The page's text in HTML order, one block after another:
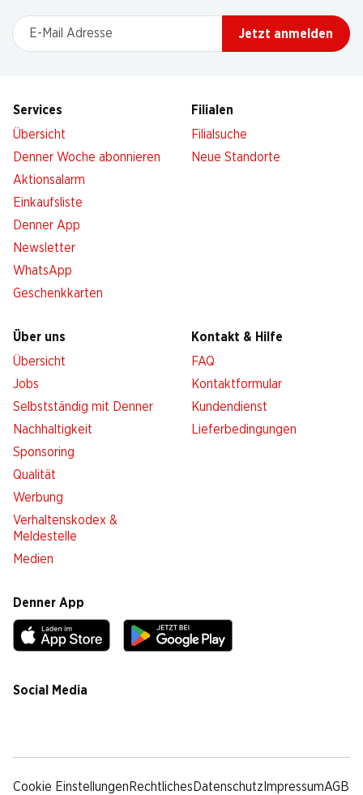
E-Mail Adresse
Jetzt anmelden
Services
Übersicht
Denner Woche abonnieren
Aktionsalarm
Einkaufsliste
Denner App
Newsletter
WhatsApp
Geschenkkarten
Filialen
Filialsuche
Neue Standorte
Über uns
Übersicht
Jobs
Selbstständig mit Denner
Nachhaltigkeit
Sponsoring
Qualität
Werbung
Verhaltenskodex &
Meldestelle
Medien
Kontakt & Hilfe
FAQ
Kontaktformular
Kundendienst
Lieferbedingungen
Denner App
Social Media
Cookie Einstellungen Rechtliches Datenschutz ImpressumAGB